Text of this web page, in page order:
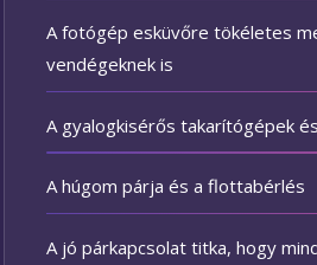
A fotógép esküvőre tökéletes
vendégeknek is
A gyalogkisérős takarítógépek
A húgom párja és a flottabérlés
A jó párkapcsolat titka, hogy